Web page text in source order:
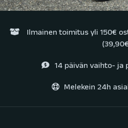
Ilmainen toimitus yli 150€
14 päivän vaihto- ja
Melekein 24h